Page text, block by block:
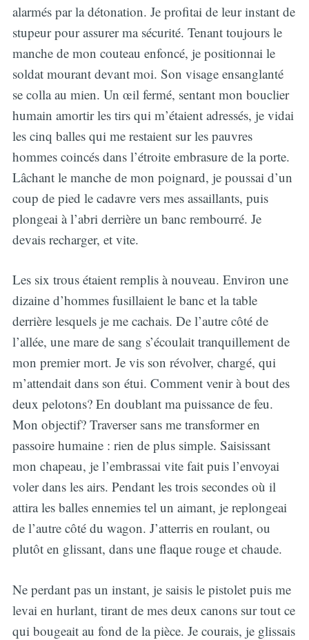
alarmés par la détonation. Je profitai de leur instant de
stupeur pour assurer ma sécurité. Tenant toujours le
manche de mon couteau enfoncé, je positionnai le
soldat mourant devant moi. Son visage ensanglanté
se colla au mien. Un œil fermé, sentant mon bouclier
humain amortir les tirs qui m’étaient adressés, je vidai
les cinq balles qui me restaient sur les pauvres
hommes coincés dans l’étroite embrasure de la porte.
Lâchant le manche de mon poignard, je poussai d’un
coup de pied le cadavre vers mes assaillants, puis
plongeai à l’abri derrière un banc rembourré. Je
devais recharger, et vite.
Les six trous étaient remplis à nouveau. Environ une
dizaine d’hommes fusillaient le banc et la table
derrière lesquels je me cachais. De l’autre côté de
l’allée, une mare de sang s’écoulait tranquillement de
mon premier mort. Je vis son révolver, chargé, qui
m’attendait dans son étui. Comment venir à bout des
deux pelotons? En doublant ma puissance de feu.
Mon objectif? Traverser sans me transformer en
passoire humaine : rien de plus simple. Saisissant
mon chapeau, je l’embrassai vite fait puis l’envoyai
voler dans les airs. Pendant les trois secondes où il
attira les balles ennemies tel un aimant, je replongeai
de l’autre côté du wagon. J’atterris en roulant, ou
plutôt en glissant, dans une flaque rouge et chaude.
Ne perdant pas un instant, je saisis le pistolet puis me
levai en hurlant, tirant de mes deux canons sur tout ce
qui bougeait au fond de la pièce. Je courais, je glissais